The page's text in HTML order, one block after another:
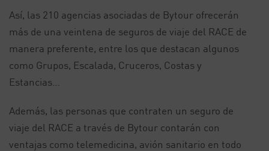
Así, las 210 agencias asociadas de Bytour ofrecerán
más de una veintena de seguros de viaje del RACE de
manera preferente, entre los que destacan algunos
como Grupos, Escalada, Cruceros, Costas y
Estancias…
Además, las personas que contraten un seguro de
viaje del RACE a través de Bytour contarán con
ventajas como telemedicina, avión sanitario en todo